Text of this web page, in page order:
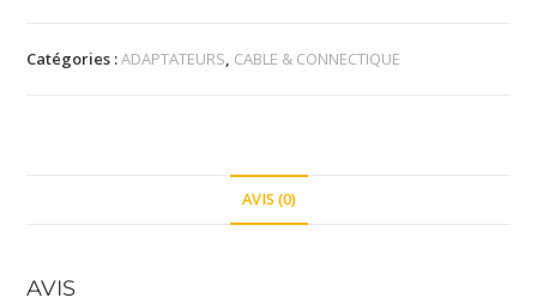
Catégories :ADAPTATEURS, CABLE & CONNECTIQUE
AVIS (0)
AVIS